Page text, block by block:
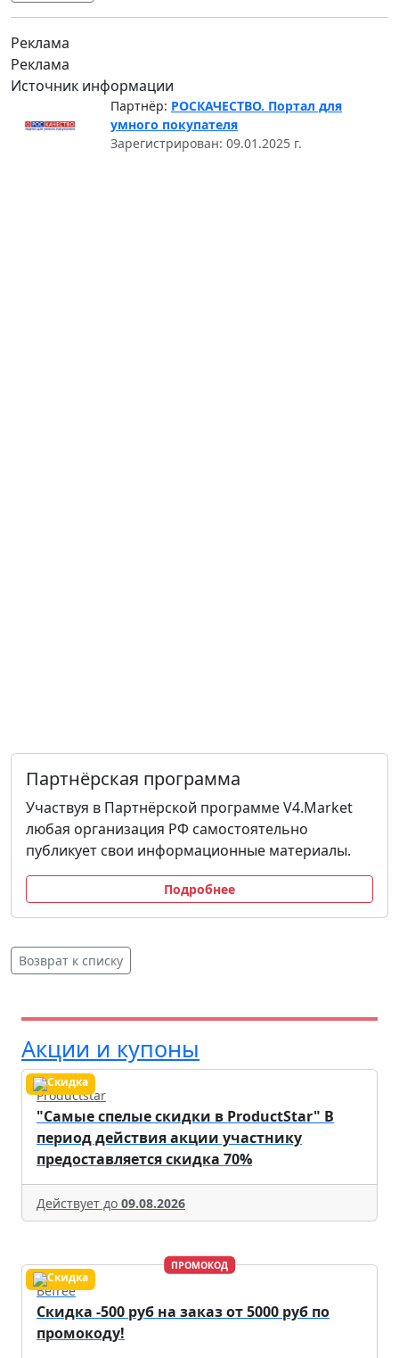
Реклама
Реклама
Источник информации
Партнёр: РОСКАЧЕСТВО. Портал для
умного покупателя
Зарегистрирован: 09.01.2025 г.
Партнёрская программа
Участвуя в Партнёрской программе V4.Market
любая организация РФ самостоятельно
публикует свои информационные материалы.
Подробнее
Возврат к списку
Акции и купоны
Productstar
"Самые спелые скидки в ProductStar" В
период действия акции участнику
предоставляется скидка 70%
Действует до 09.08.2026
ПРОМОКОД
Befree
Скидка -500 руб на заказ от 5000 руб по
промокоду!